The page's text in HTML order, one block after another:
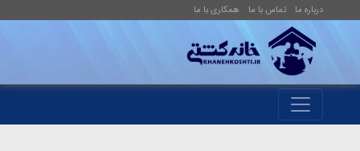
درباره ما تماس با ما همکاری با ما